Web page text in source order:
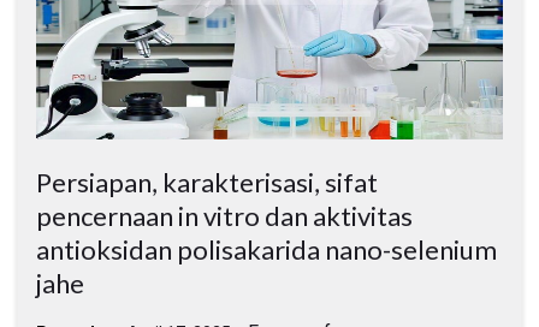
Persiapan, karakterisasi, sifat
pencernaan in vitro dan aktivitas
antioksidan polisakarida nano-selenium
jahe